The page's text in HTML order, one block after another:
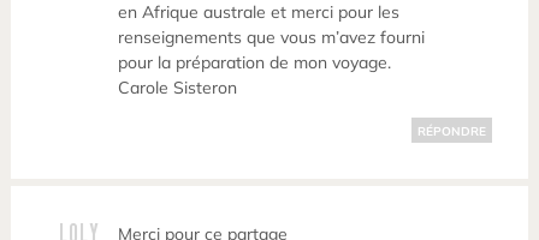
en Afrique australe et merci pour les
renseignements que vous m’avez fourni
pour la préparation de mon voyage.
Carole Sisteron
RÉPONDRE
Merci pour ce partage